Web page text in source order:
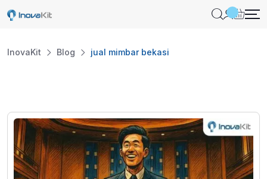
Skip
InovaKit Blog jual mimbar bekasi